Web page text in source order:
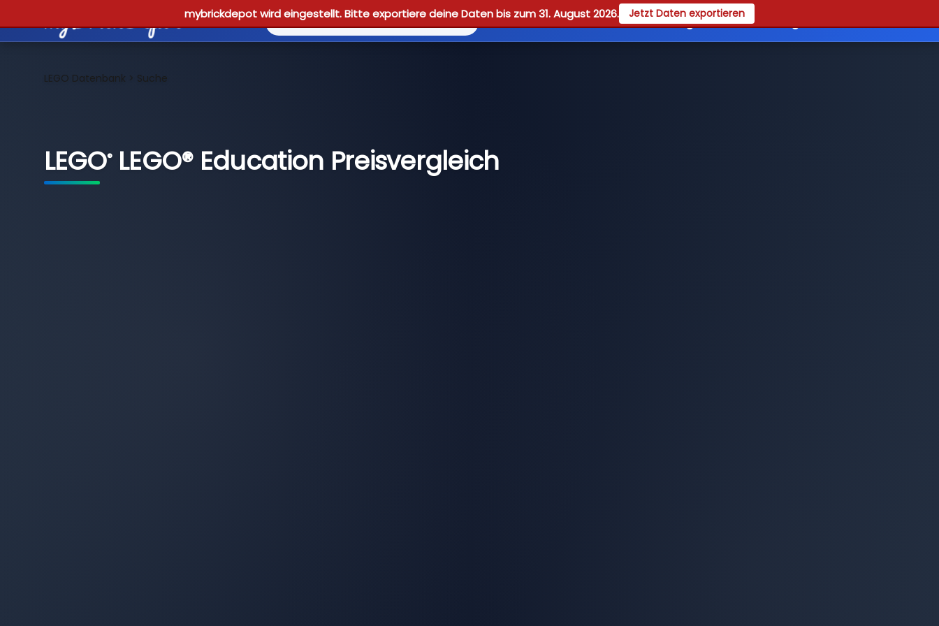
mybrickdepot wird eingestellt. Bitte exportiere deine Daten bis zum 31. August 2026. Jetzt Daten exportieren
Reviews Guides Registrieren
LEGO Datenbank > Suche
LEGO®LEGO® Education Preisvergleich